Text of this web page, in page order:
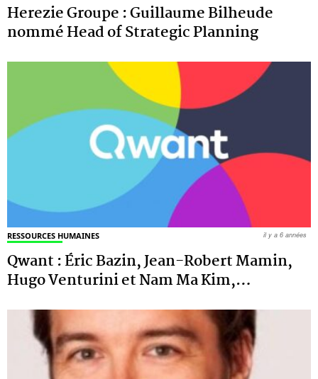
Herezie Groupe : Guillaume Bilheude
nommé Head of Strategic Planning
RESSOURCES HUMAINES
Qwant : Éric Bazin, Jean-Robert Mamin,
Hugo Venturini et Nam Ma Kim,…
il y a 6 années